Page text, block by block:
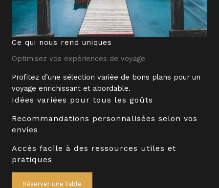
Ce qui nous rend uniques
Optimisez vos expériences de voyage
Profitez d’une sélection variée de bons plans pour un
voyage enrichissant et abordable.
Idées variées pour tous les goûts
Recommandations personnalisées selon vos
envies
Accès facile à des ressources utiles et
pratiques
Réserver une table